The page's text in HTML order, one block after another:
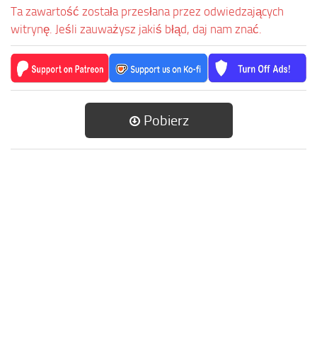
Ta zawartość została przesłana przez odwiedzających
witrynę. Jeśli zauważysz jakiś błąd, daj nam znać.
Pobierz